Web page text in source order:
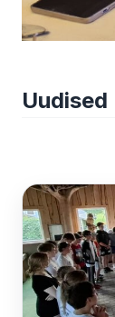
Uudised